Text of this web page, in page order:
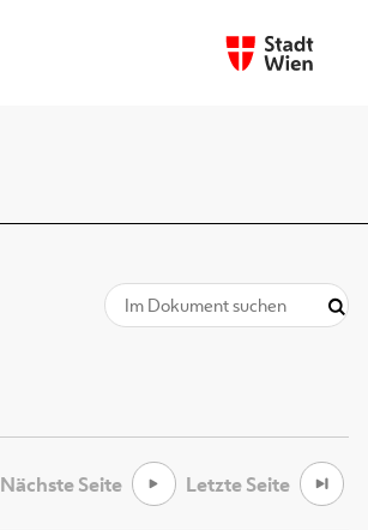
Nächste Seite Letzte Seite